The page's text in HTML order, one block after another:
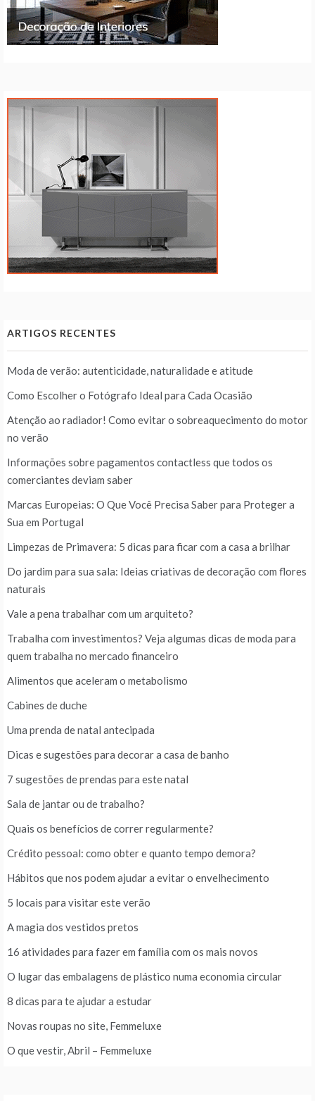
ARTIGOS RECENTES
Moda de verão: autenticidade, naturalidade e atitude
Como Escolher o Fotógrafo Ideal para Cada Ocasião
Atenção ao radiador! Como evitar o sobreaquecimento do motor
no verão
Informações sobre pagamentos contactless que todos os
comerciantes deviam saber
Marcas Europeias: O Que Você Precisa Saber para Proteger a
Sua em Portugal
Limpezas de Primavera: 5 dicas para ficar com a casa a brilhar
Do jardim para sua sala: Ideias criativas de decoração com flores
naturais
Vale a pena trabalhar com um arquiteto?
Trabalha com investimentos? Veja algumas dicas de moda para
quem trabalha no mercado financeiro
Alimentos que aceleram o metabolismo
Cabines de duche
Uma prenda de natal antecipada
Dicas e sugestões para decorar a casa de banho
7 sugestões de prendas para este natal
Sala de jantar ou de trabalho?
Quais os benefícios de correr regularmente?
Crédito pessoal: como obter e quanto tempo demora?
Hábitos que nos podem ajudar a evitar o envelhecimento
5 locais para visitar este verão
A magia dos vestidos pretos
16 atividades para fazer em família com os mais novos
O lugar das embalagens de plástico numa economia circular
8 dicas para te ajudar a estudar
Novas roupas no site, Femmeluxe
O que vestir, Abril – Femmeluxe